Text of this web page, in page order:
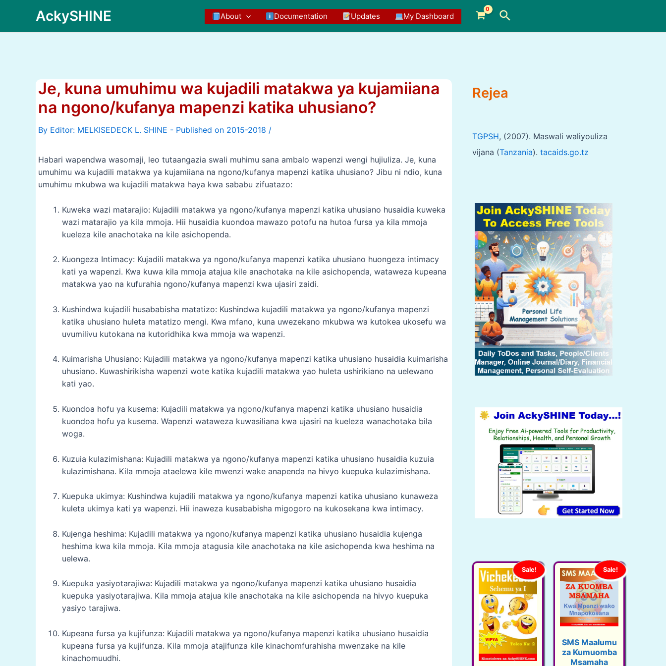
content
AckySHINE About Documentation Updates My Dashboard Search
Je, kuna umuhimu wa kujadili matakwa ya kujamiiana
na ngono/kufanya mapenzi katika uhusiano?
By /
Habari wapendwa wasomaji, leo tutaangazia swali muhimu sana ambalo wapenzi wengi hujiuliza. Je, kuna
umuhimu wa kujadili matakwa ya kujamiiana na ngono/kufanya mapenzi katika uhusiano? Jibu ni ndio, kuna
umuhimu mkubwa wa kujadili matakwa haya kwa sababu zifuatazo:
Kuweka wazi matarajio: Kujadili matakwa ya ngono/kufanya mapenzi katika uhusiano husaidia kuweka
wazi matarajio ya kila mmoja. Hii husaidia kuondoa mawazo potofu na hutoa fursa ya kila mmoja
kueleza kile anachotaka na kile asichopenda.
Kuongeza Intimacy: Kujadili matakwa ya ngono/kufanya mapenzi katika uhusiano huongeza intimacy
kati ya wapenzi. Kwa kuwa kila mmoja atajua kile anachotaka na kile asichopenda, wataweza kupeana
matakwa yao na kufurahia ngono/kufanya mapenzi kwa ujasiri zaidi.
Kushindwa kujadili husababisha matatizo: Kushindwa kujadili matakwa ya ngono/kufanya mapenzi
katika uhusiano huleta matatizo mengi. Kwa mfano, kuna uwezekano mkubwa wa kutokea ukosefu wa
uvumilivu kutokana na kutoridhika kwa mmoja wa wapenzi.
Kuimarisha Uhusiano: Kujadili matakwa ya ngono/kufanya mapenzi katika uhusiano husaidia kuimarisha
uhusiano. Kuwashirikisha wapenzi wote katika kujadili matakwa yao huleta ushirikiano na uelewano
kati yao.
Kuondoa hofu ya kusema: Kujadili matakwa ya ngono/kufanya mapenzi katika uhusiano husaidia
kuondoa hofu ya kusema. Wapenzi wataweza kuwasiliana kwa ujasiri na kueleza wanachotaka bila
woga.
Kuzuia kulazimishana: Kujadili matakwa ya ngono/kufanya mapenzi katika uhusiano husaidia kuzuia
kulazimishana. Kila mmoja ataelewa kile mwenzi wake anapenda na hivyo kuepuka kulazimishana.
Kuepuka ukimya: Kushindwa kujadili matakwa ya ngono/kufanya mapenzi katika uhusiano kunaweza
kuleta ukimya kati ya wapenzi. Hii inaweza kusababisha migogoro na kukosekana kwa intimacy.
Kujenga heshima: Kujadili matakwa ya ngono/kufanya mapenzi katika uhusiano husaidia kujenga
heshima kwa kila mmoja. Kila mmoja atagusia kile anachotaka na kile asichopenda kwa heshima na
uelewa.
Kuepuka yasiyotarajiwa: Kujadili matakwa ya ngono/kufanya mapenzi katika uhusiano husaidia
kuepuka yasiyotarajiwa. Kila mmoja atajua kile anachotaka na kile asichopenda na hivyo kuepuka
yasiyo tarajiwa.
Kupeana fursa ya kujifunza: Kujadili matakwa ya ngono/kufanya mapenzi katika uhusiano husaidia
kupeana fursa ya kujifunza. Kila mmoja atajifunza kile kinachomfurahisha mwenzake na kile
kinachomuudhi.
Rejea
TGPSH, (2007). Maswali waliyouliza
vijana (Tanzania). tacaids.go.tz
Sale! Sale!
SMS Maalumu
za Kumuomba
Msamaha